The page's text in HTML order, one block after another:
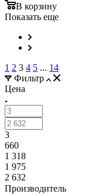
В корзину
Показать еще
1 2 3 4 5 ... 14
Фильтр
Цена
3
660
1 318
1 975
2 632
Производитель